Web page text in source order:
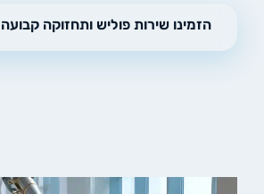
הזמינו שירות פוליש ותחזוקה קבועה לרצפה